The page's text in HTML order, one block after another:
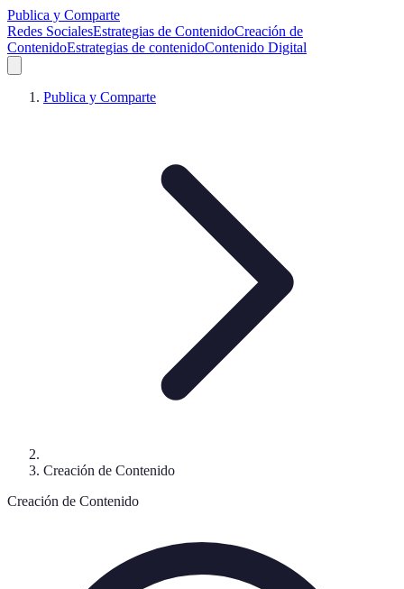
Publica y Comparte
Redes SocialesEstrategias de ContenidoCreación de
ContenidoEstrategias de contenidoContenido Digital
Publica y Comparte
Creación de Contenido
Creación de Contenido